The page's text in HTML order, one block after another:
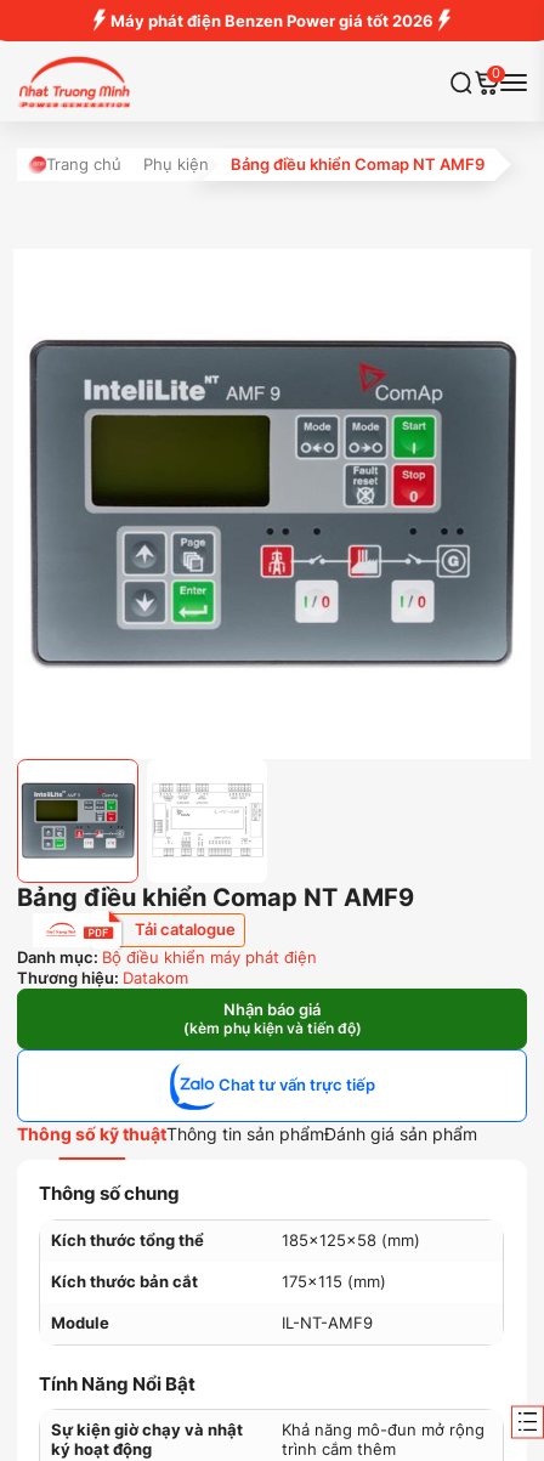
Máy phát điện Benzen Power giá tốt 2026
0
Trang chủ Phụ kiện Bảng điều khiển Comap NT AMF9
Bảng điều khiển Comap NT AMF9
Tải catalogue
Danh mục: Bộ điều khiển máy phát điện
Thương hiệu: Datakom
Nhận báo giá
(kèm phụ kiện và tiến độ)
Chat tư vấn trực tiếp
Thông số kỹ thuậtThông tin sản phẩmĐánh giá sản phẩm
Thông số chung
Kích thước tổng thể 185x125x58 (mm)
Kích thước bản cắt 175×115 (mm)
Module IL-NT-AMF9
Tính Năng Nổi Bật
Sự kiện giờ chạy và nhật
ký hoạt động
Khả năng mô-đun mở rộng
trình cắm thêm